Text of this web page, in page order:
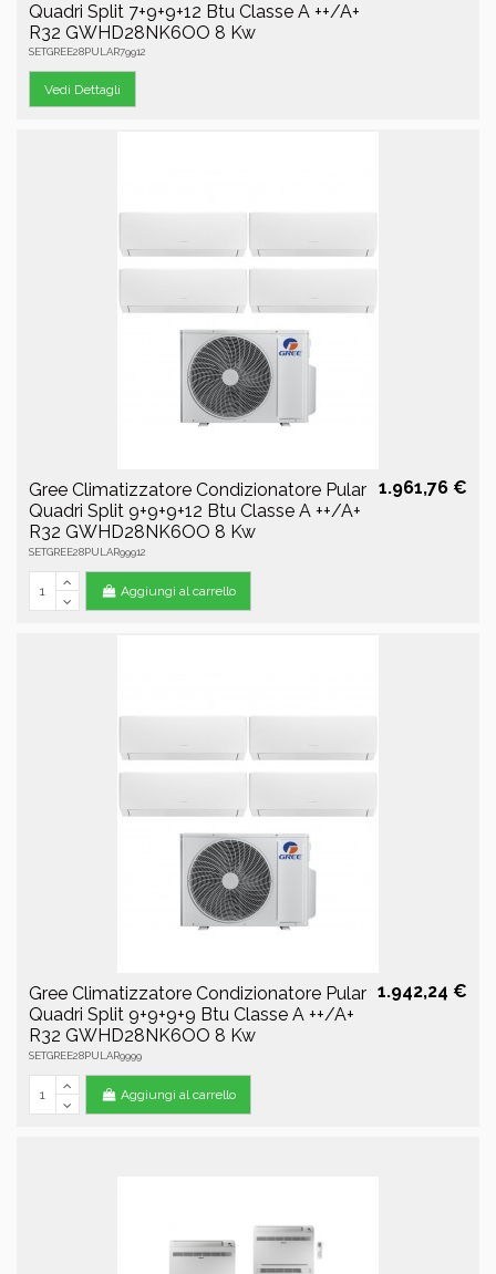
Quadri Split 7+9+9+12 Btu Classe A ++/A+
R32 GWHD28NK6OO 8 Kw
SETGREE28PULAR79912
Vedi Dettagli
Gree Climatizzatore Condizionatore Pular
Quadri Split 9+9+9+12 Btu Classe A ++/A+
R32 GWHD28NK6OO 8 Kw
SETGREE28PULAR99912
1.961,76 €
Aggiungi al carrello
Gree Climatizzatore Condizionatore Pular
Quadri Split 9+9+9+9 Btu Classe A ++/A+
R32 GWHD28NK6OO 8 Kw
SETGREE28PULAR9999
1.942,24 €
Aggiungi al carrello